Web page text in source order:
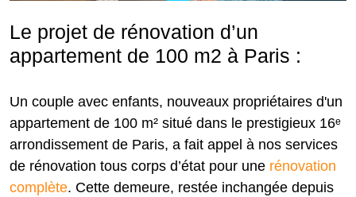
Le projet de rénovation d’un
appartement de 100 m2 à Paris :
Un couple avec enfants, nouveaux propriétaires d'un
appartement de 100 m² situé dans le prestigieux 16ᵉ
arrondissement de Paris, a fait appel à nos services
de rénovation tous corps d’état pour une rénovation
complète. Cette demeure, restée inchangée depuis